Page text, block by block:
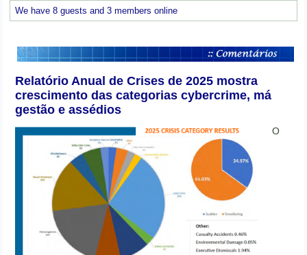
We have 8 guests and 3 members online
Relatório Anual de Crises de 2025 mostra
crescimento das categorias cybercrime, má
gestão e assédios
O